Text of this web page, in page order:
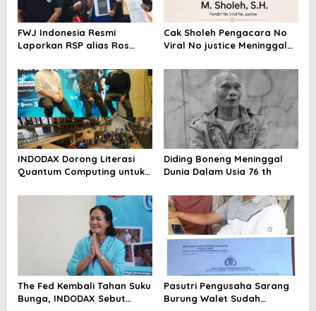
FWJ Indonesia Resmi
Laporkan RSP alias Ros
Cak Sholeh Pengacara No
Viral No justice Meninggal
INDODAX Dorong Literasi
Quantum Computing untuk
Blockchain
Diding Boneng Meninggal
Dunia Dalam Usia 76 th
The Fed Kembali Tahan Suku
Bunga, INDODAX Sebut
Pasutri Pengusaha Sarang
Burung Walet Sudah